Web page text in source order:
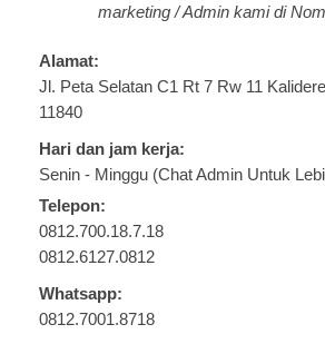
marketing / Admin kami di
Alamat:
Jl. Peta Selatan C1 Rt 7 Rw 11
11840
Hari dan jam kerja:
Senin - Minggu (Chat Admin Untuk
Telepon:
0812.700.18.7.18
0812.6127.0812
Whatsapp:
0812.7001.8718